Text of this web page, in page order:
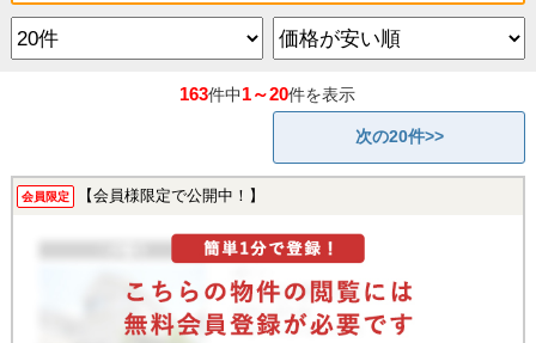
163件中1～20件を表示
次の20件>>
会員限定 【会員様限定で公開中！】